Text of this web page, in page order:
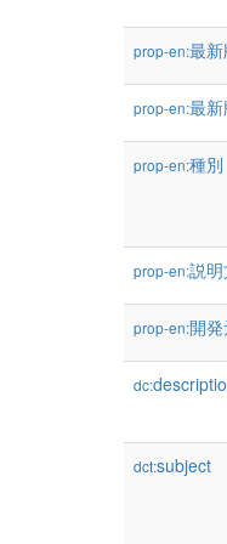
prop-en:最新
prop-en:最
prop-en:種別
prop-en:説明
prop-en:開
dc:
dct:subject